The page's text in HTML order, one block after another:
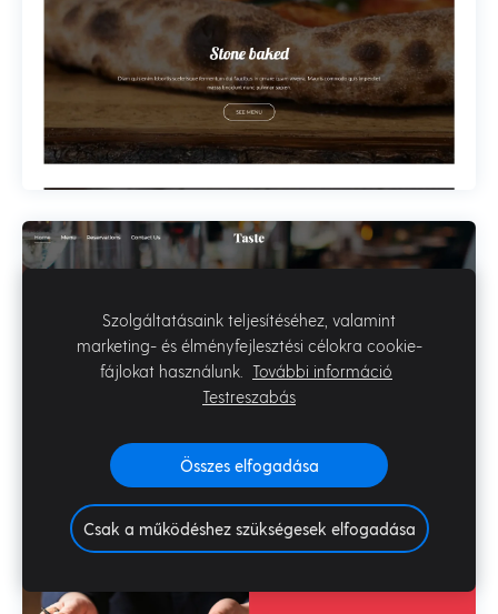
Szolgáltatásaink teljesítéséhez, valamint
marketing- és élményfejlesztési célokra cookie-
fájlokat használunk.
További információ
Testreszabás
Összes elfogadása
Csak a működéshez szükségesek elfogadása